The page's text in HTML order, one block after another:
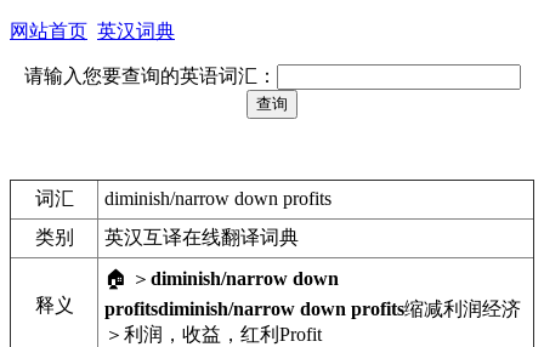
网站首页 英汉词典
请输入您要查询的英语词汇：
词汇
diminish/narrow down profits
类别
英汉互译在线翻译词典
释义
🏠 ＞ diminish/narrow down
profitsdiminish/narrow down profits缩减利润经济
＞利润，收益，红利 Profit